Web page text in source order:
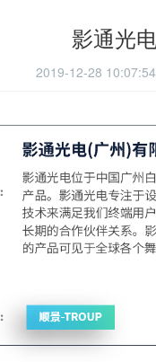
影通光
2019-12-28